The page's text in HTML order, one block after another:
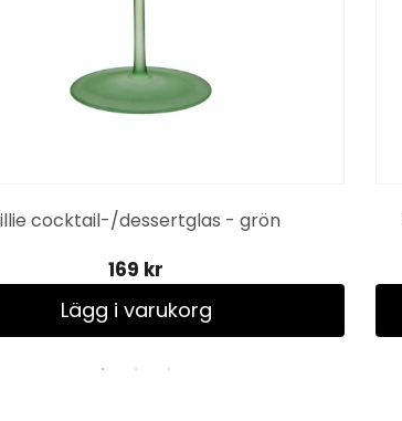
cocktail-/dessertglas - grön
169 kr
Lägg i varukorg